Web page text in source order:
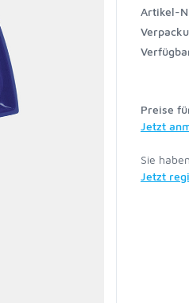
Artikel-
Preise
Jetzt
Sie
Jetzt